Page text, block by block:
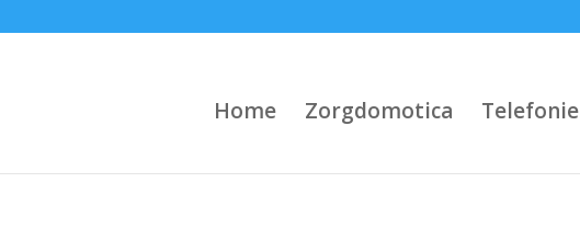
Home Zorgdomotica Telefonie